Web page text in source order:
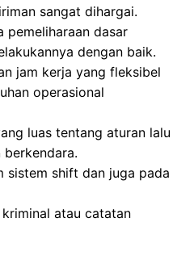
sangat dihargai.
pemeliharaan dasar
dengan baik.
jam kerja yang fleksibel
operasional
luas tentang aturan lalu
berkendara.
sistem shift dan juga pada
atau catatan